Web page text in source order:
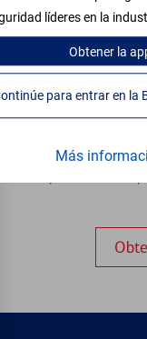
líderes en la
Obtenerla
Más
Bloquear y
Extraviar una
embargo, puede
tarjeta de débito